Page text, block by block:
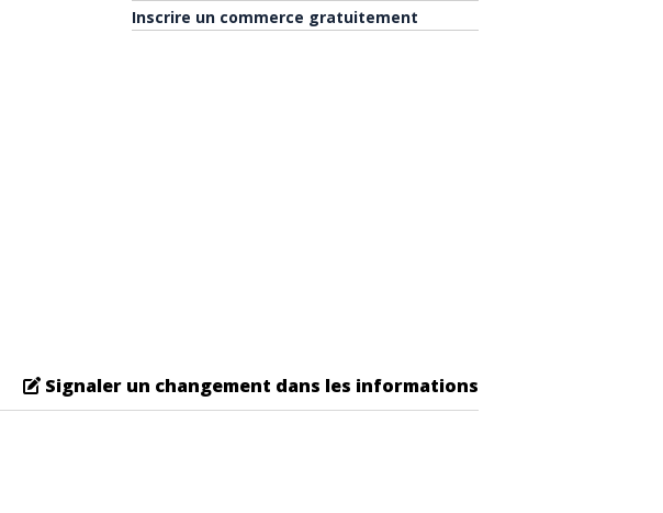
Inscrire un commerce gratuitement
Signaler un changement dans les informations